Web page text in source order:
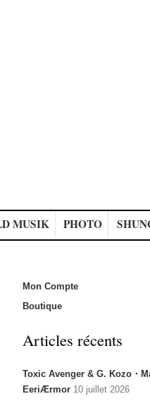
MUSIK PHOTO
Mon Compte
Boutique
Articles récents
Toxic Avenger & G. Kozo・
EeriÆrmor 10 juillet 2026